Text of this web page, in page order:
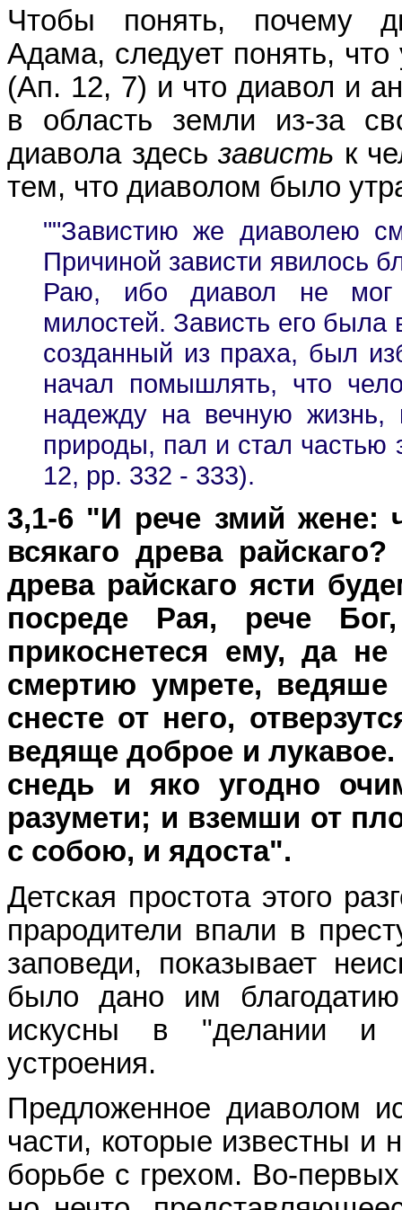
Чтобы понять, почему
Адама, следует понять,
(Ап. 12, 7) и что диавол и
в область земли из-за
диавола здесьзависть к
тем, что диаволом было
""Завистию же диаволею
Причиной зависти явилось
Раю, ибо диавол не мог
милостей. Зависть его была
созданный из праха, был
начал помышлять, что
надежду на вечную
природы, пал и стал частью
12, pp. 332 - 333).
3,1-6 "И рече змий жене:
всякаго древа
древа райскаго ясти
посреде Рая, рече
прикоснетеся ему, да
смертию умрете,
снесте от него,
ведяще доброе и
снедь и яко угодно
разумети; и вземши от
с собою, и ядоста".
Детская простота этого
прародители впали в
заповеди, показывает
было дано им
искусны в "делании и
устроения.
Предложенное диаволом
части, которые известны
борьбе с грехом. Во-